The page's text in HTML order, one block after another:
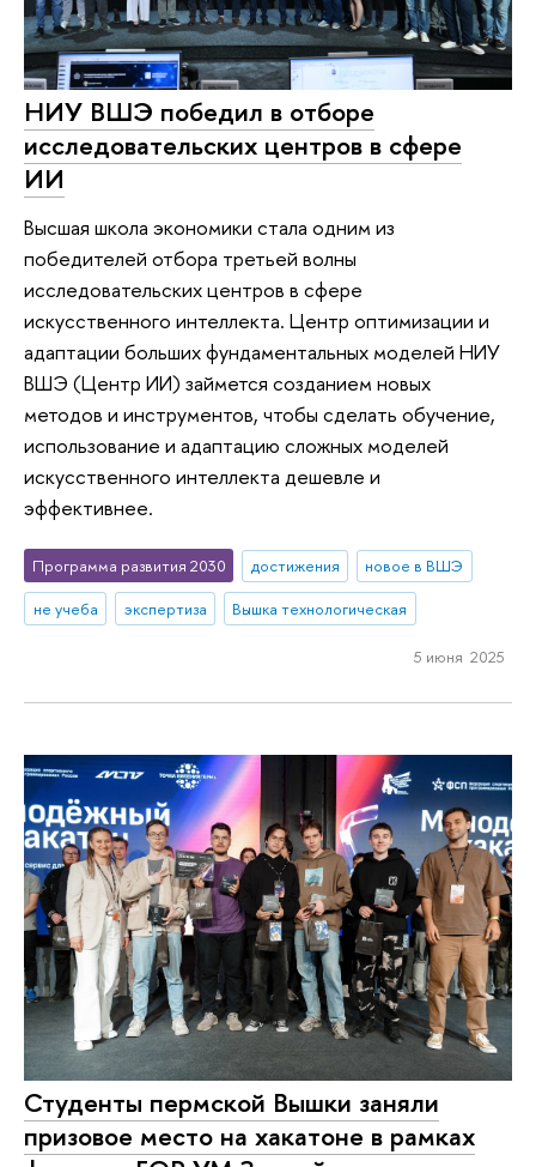
НИУ ВШЭ победил в отборе
исследовательских центров в сфере
ИИ
Высшая школа экономики стала одним из
победителей отбора третьей волны
исследовательских центров в сфере
искусственного интеллекта. Центр оптимизации и
адаптации больших фундаментальных моделей НИУ
ВШЭ (Центр ИИ) займется созданием новых
методов и инструментов, чтобы сделать обучение,
использование и адаптацию сложных моделей
искусственного интеллекта дешевле и
эффективнее.
Программа развития 2030 достижения
новое в ВШЭ
не учеба
экспертиза Вышка технологическая
5 июня 2025
Студенты пермской Вышки заняли
призовое место на хакатоне в рамках